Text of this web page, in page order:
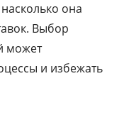
она
Выбор
может
и избежать